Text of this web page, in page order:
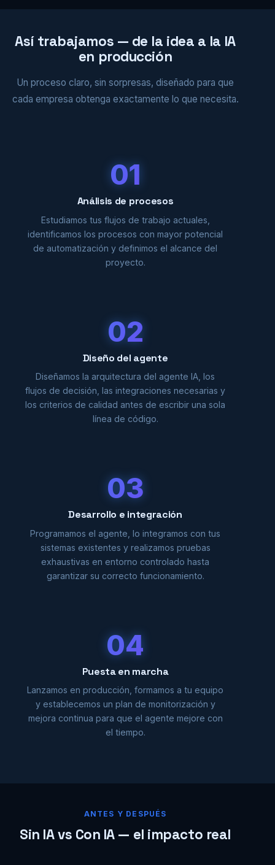
Así trabajamos — de la idea a la IA
en producción
Un proceso claro, sin sorpresas, diseñado para que
cada empresa obtenga exactamente lo que necesita.
01
Análisis de procesos
Estudiamos tus flujos de trabajo actuales,
identificamos los procesos con mayor potencial
de automatización y definimos el alcance del
proyecto.
02
Diseño del agente
Diseñamos la arquitectura del agente IA, los
flujos de decisión, las integraciones necesarias y
los criterios de calidad antes de escribir una sola
línea de código.
03
Desarrollo e integración
Programamos el agente, lo integramos con tus
sistemas existentes y realizamos pruebas
exhaustivas en entorno controlado hasta
garantizar su correcto funcionamiento.
04
Puesta en marcha
Lanzamos en producción, formamos a tu equipo
y establecemos un plan de monitorización y
mejora continua para que el agente mejore con
el tiempo.
ANTES Y DESPUÉS
Sin IA vs Con IA — el impacto real